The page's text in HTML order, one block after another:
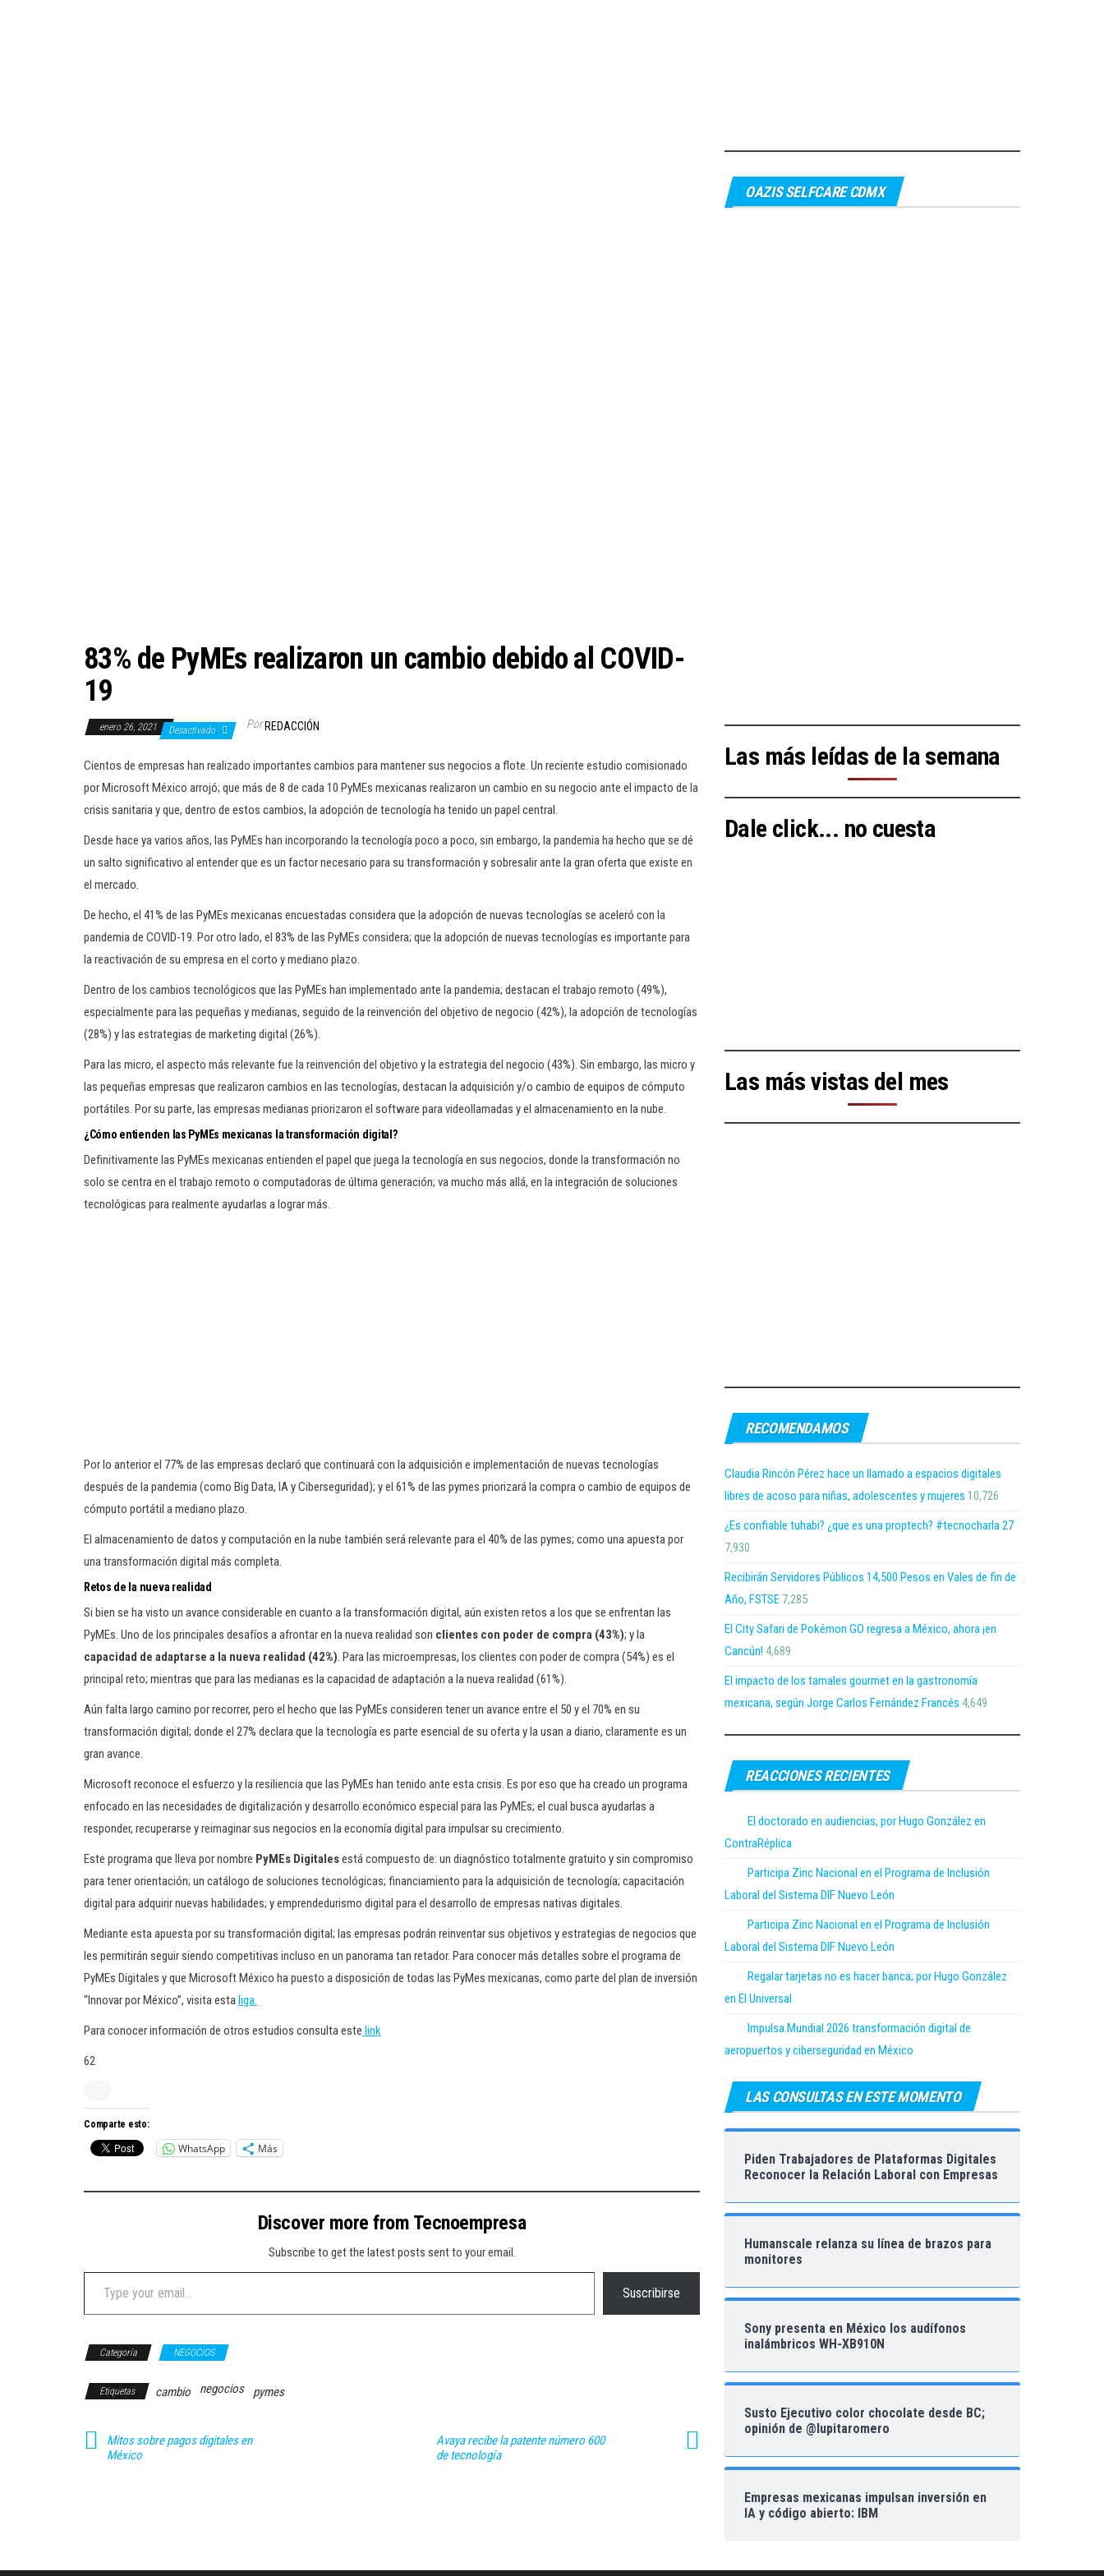
83% de PyMEs realizaron un cambio debido al COVID-
19
enero 26, 2021 Desactivado Por REDACCIÓN
Cientos de empresas han realizado importantes cambios para mantener sus negocios a flote. Un reciente estudio comisionado
por Microsoft México arrojó; que más de 8 de cada 10 PyMEs mexicanas realizaron un cambio en su negocio ante el impacto de la
crisis sanitaria y que, dentro de estos cambios, la adopción de tecnología ha tenido un papel central.
Desde hace ya varios años, las PyMEs han incorporando la tecnología poco a poco, sin embargo, la pandemia ha hecho que se dé
un salto significativo al entender que es un factor necesario para su transformación y sobresalir ante la gran oferta que existe en
el mercado.
De hecho, el 41% de las PyMEs mexicanas encuestadas considera que la adopción de nuevas tecnologías se aceleró con la
pandemia de COVID-19. Por otro lado, el 83% de las PyMEs considera; que la adopción de nuevas tecnologías es importante para
la reactivación de su empresa en el corto y mediano plazo.
Dentro de los cambios tecnológicos que las PyMEs han implementado ante la pandemia; destacan el trabajo remoto (49%),
especialmente para las pequeñas y medianas, seguido de la reinvención del objetivo de negocio (42%), la adopción de tecnologías
(28%) y las estrategias de marketing digital (26%).
Para las micro, el aspecto más relevante fue la reinvención del objetivo y la estrategia del negocio (43%). Sin embargo, las micro y
las pequeñas empresas que realizaron cambios en las tecnologías, destacan la adquisición y/o cambio de equipos de cómputo
portátiles. Por su parte, las empresas medianas priorizaron el software para videollamadas y el almacenamiento en la nube.
¿Cómo entienden las PyMEs mexicanas la transformación digital?
Definitivamente las PyMEs mexicanas entienden el papel que juega la tecnología en sus negocios, donde la transformación no
solo se centra en el trabajo remoto o computadoras de última generación; va mucho más allá, en la integración de soluciones
tecnológicas para realmente ayudarlas a lograr más.
Por lo anterior el 77% de las empresas declaró que continuará con la adquisición e implementación de nuevas tecnologías
después de la pandemia (como Big Data, IA y Ciberseguridad); y el 61% de las pymes priorizará la compra o cambio de equipos de
cómputo portátil a mediano plazo.
El almacenamiento de datos y computación en la nube también será relevante para el 40% de las pymes; como una apuesta por
una transformación digital más completa.
Retos de la nueva realidad
Si bien se ha visto un avance considerable en cuanto a la transformación digital, aún existen retos a los que se enfrentan las
PyMEs. Uno de los principales desafíos a afrontar en la nueva realidad son clientes con poder de compra (43%); y la
capacidad de adaptarse a la nueva realidad (42%). Para las microempresas, los clientes con poder de compra (54%) es el
principal reto; mientras que para las medianas es la capacidad de adaptación a la nueva realidad (61%).
Aún falta largo camino por recorrer, pero el hecho que las PyMEs consideren tener un avance entre el 50 y el 70% en su
transformación digital; donde el 27% declara que la tecnología es parte esencial de su oferta y la usan a diario, claramente es un
gran avance.
Microsoft reconoce el esfuerzo y la resiliencia que las PyMEs han tenido ante esta crisis. Es por eso que ha creado un programa
enfocado en las necesidades de digitalización y desarrollo económico especial para las PyMEs; el cual busca ayudarlas a
responder, recuperarse y reimaginar sus negocios en la economía digital para impulsar su crecimiento.
Este programa que lleva por nombre PyMEs Digitalesestá compuesto de: un diagnóstico totalmente gratuito y sin compromiso
para tener orientación; un catálogo de soluciones tecnológicas; financiamiento para la adquisición de tecnología; capacitación
digital para adquirir nuevas habilidades; y emprendedurismo digital para el desarrollo de empresas nativas digitales.
Mediante esta apuesta por su transformación digital; las empresas podrán reinventar sus objetivos y estrategias de negocios que
les permitirán seguir siendo competitivas incluso en un panorama tan retador. Para conocer más detalles sobre el programa de
PyMEs Digitales y que Microsoft México ha puesto a disposición de todas las PyMes mexicanas, como parte del plan de inversión
“Innovar por México”, visita estaliga.
Para conocer información de otros estudios consulta este link
62
Comparte esto:
WhatsApp Más
Discover more from Tecnoempresa
Subscribe to get the latest posts sent to your email.
Type your email…
Suscribirse
Categoría NEGOCIOS
Etiquetas cambio negocios pymes
Mitos sobre pagos digitales en
México
Avaya recibe la patente número 600
de tecnología
OAZIS SELFCARE CDMX
Las más leídas de la semana
Dale click... no cuesta
Las más vistas del mes
RECOMENDAMOS
Claudia Rincón Pérez hace un llamado a espacios digitales
libres de acoso para niñas, adolescentes y mujeres 10,726
¿Es confiable tuhabi? ¿que es una proptech? #tecnocharla 27
7,930
Recibirán Servidores Públicos 14,500 Pesos en Vales de fin de
Año, FSTSE 7,285
El City Safari de Pokémon GO regresa a México, ahora ¡en
Cancún! 4,689
El impacto de los tamales gourmet en la gastronomía
mexicana, según Jorge Carlos Fernández Francés 4,649
REACCIONES RECIENTES
El doctorado en audiencias, por Hugo González en
ContraRéplica
Participa Zinc Nacional en el Programa de Inclusión
Laboral del Sistema DIF Nuevo León
Participa Zinc Nacional en el Programa de Inclusión
Laboral del Sistema DIF Nuevo León
Regalar tarjetas no es hacer banca; por Hugo González
en El Universal
Impulsa Mundial 2026 transformación digital de
aeropuertos y ciberseguridad en México
LAS CONSULTAS EN ESTE MOMENTO
Piden Trabajadores de Plataformas Digitales
Reconocer la Relación Laboral con Empresas
Humanscale relanza su línea de brazos para
monitores
Sony presenta en México los audífonos
inalámbricos WH-XB910N
Susto Ejecutivo color chocolate desde BC;
opinión de @lupitaromero
Empresas mexicanas impulsan inversión en
IA y código abierto: IBM